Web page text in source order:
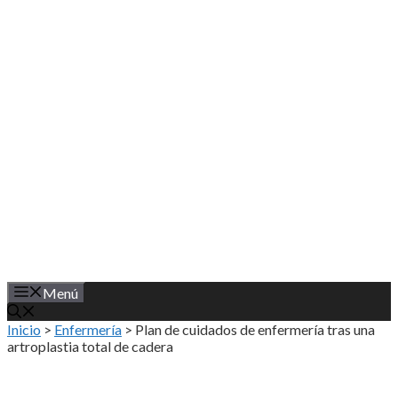
Menú
Inicio > Enfermería > Plan de cuidados de enfermería tras una
artroplastia total de cadera